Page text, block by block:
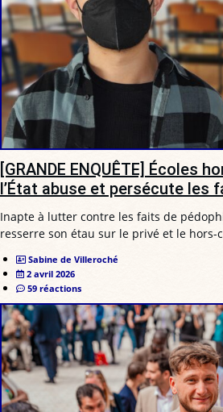
[GRANDE ENQUÊTE] Écoles
l’État abuse et persécute les
Inapte à lutter contre les faits de
resserre son étau sur le privé et le hors-
Sabine de Villeroché
2 avril 2026
59 réactions